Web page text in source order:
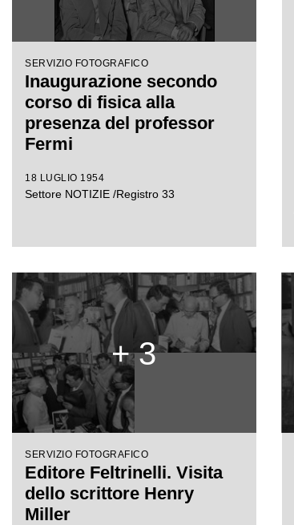
SERVIZIO FOTOGRAFICO
Inaugurazione secondo
corso di fisica alla
presenza del professor
Fermi
18 LUGLIO 1954
Settore NOTIZIE /Registro 33
+ 3
SERVIZIO FOTOGRAFICO
Editore Feltrinelli. Visita
dello scrittore Henry
Miller